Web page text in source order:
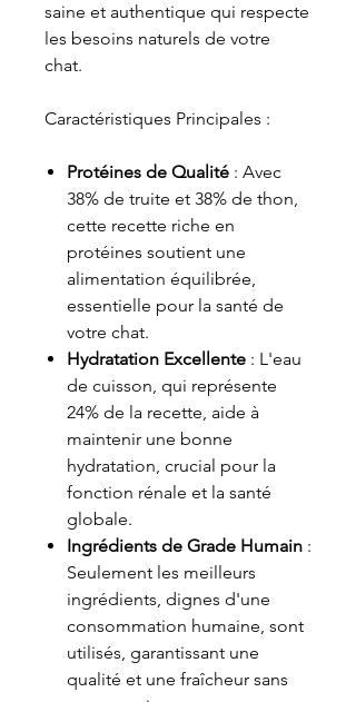
saine et authentique qui respecte
les besoins naturels de votre
chat.
Caractéristiques Principales :
Protéines de Qualité : Avec
38% de truite et 38% de thon,
cette recette riche en
protéines soutient une
alimentation équilibrée,
essentielle pour la santé de
votre chat.
Hydratation Excellente : L'eau
de cuisson, qui représente
24% de la recette, aide à
maintenir une bonne
hydratation, crucial pour la
fonction rénale et la santé
globale.
Ingrédients de Grade Humain :
Seulement les meilleurs
ingrédients, dignes d'une
consommation humaine, sont
utilisés, garantissant une
qualité et une fraîcheur sans